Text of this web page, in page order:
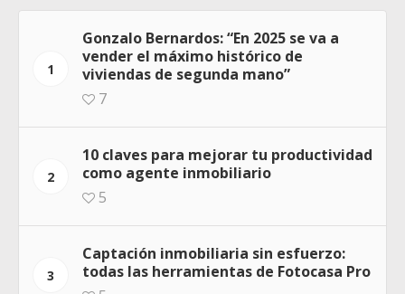
1
Gonzalo Bernardos: “En 2025 se va a
vender el máximo histórico de
viviendas de segunda mano”
7
2
10 claves para mejorar tu productividad
como agente inmobiliario
5
3
Captación inmobiliaria sin esfuerzo:
todas las herramientas de Fotocasa Pro